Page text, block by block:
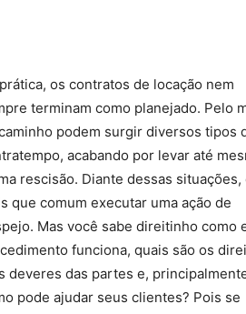
os contratos de locação nem
terminam como planejado. Pelo
podem surgir diversos tipos
acabando por levar até
rescisão. Diante dessas situações,
que comum executar uma ação de
Mas você sabe direitinho como
funciona, quais são os
deveres das partes e,
pode ajudar seus clientes? Pois se